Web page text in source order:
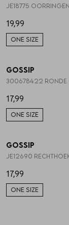
19,99
ONE SIZE
1/2
Gossip
17,99
ONE SIZE
1/2
Gossip
17,99
ONE SIZE